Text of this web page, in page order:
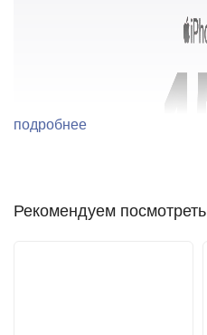
подробнее
Рекомендуем посмотреть